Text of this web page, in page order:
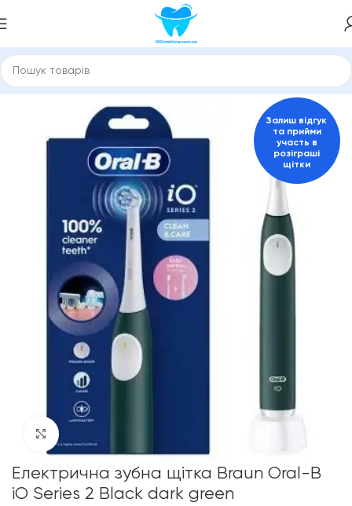
Головна Електричні зубні щітки Для дорослих
Click to enlarge
Залиш відгук
та прийми
участь в
розіграші
щітки
Електрична зубна щітка Braun Oral-B
iO Series 2 Black dark green